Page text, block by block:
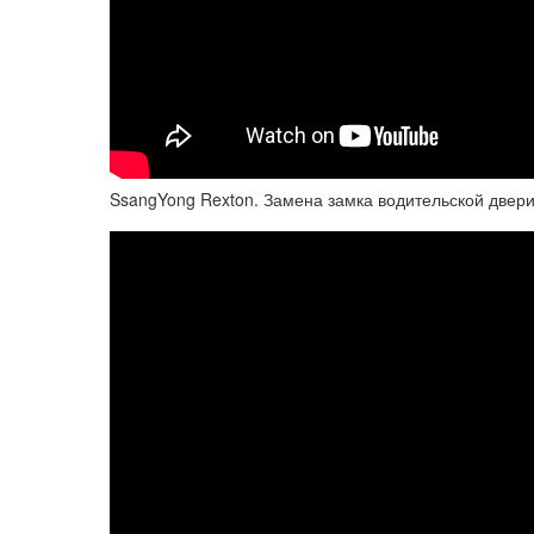
SsangYong Rexton. Замена замка водительской